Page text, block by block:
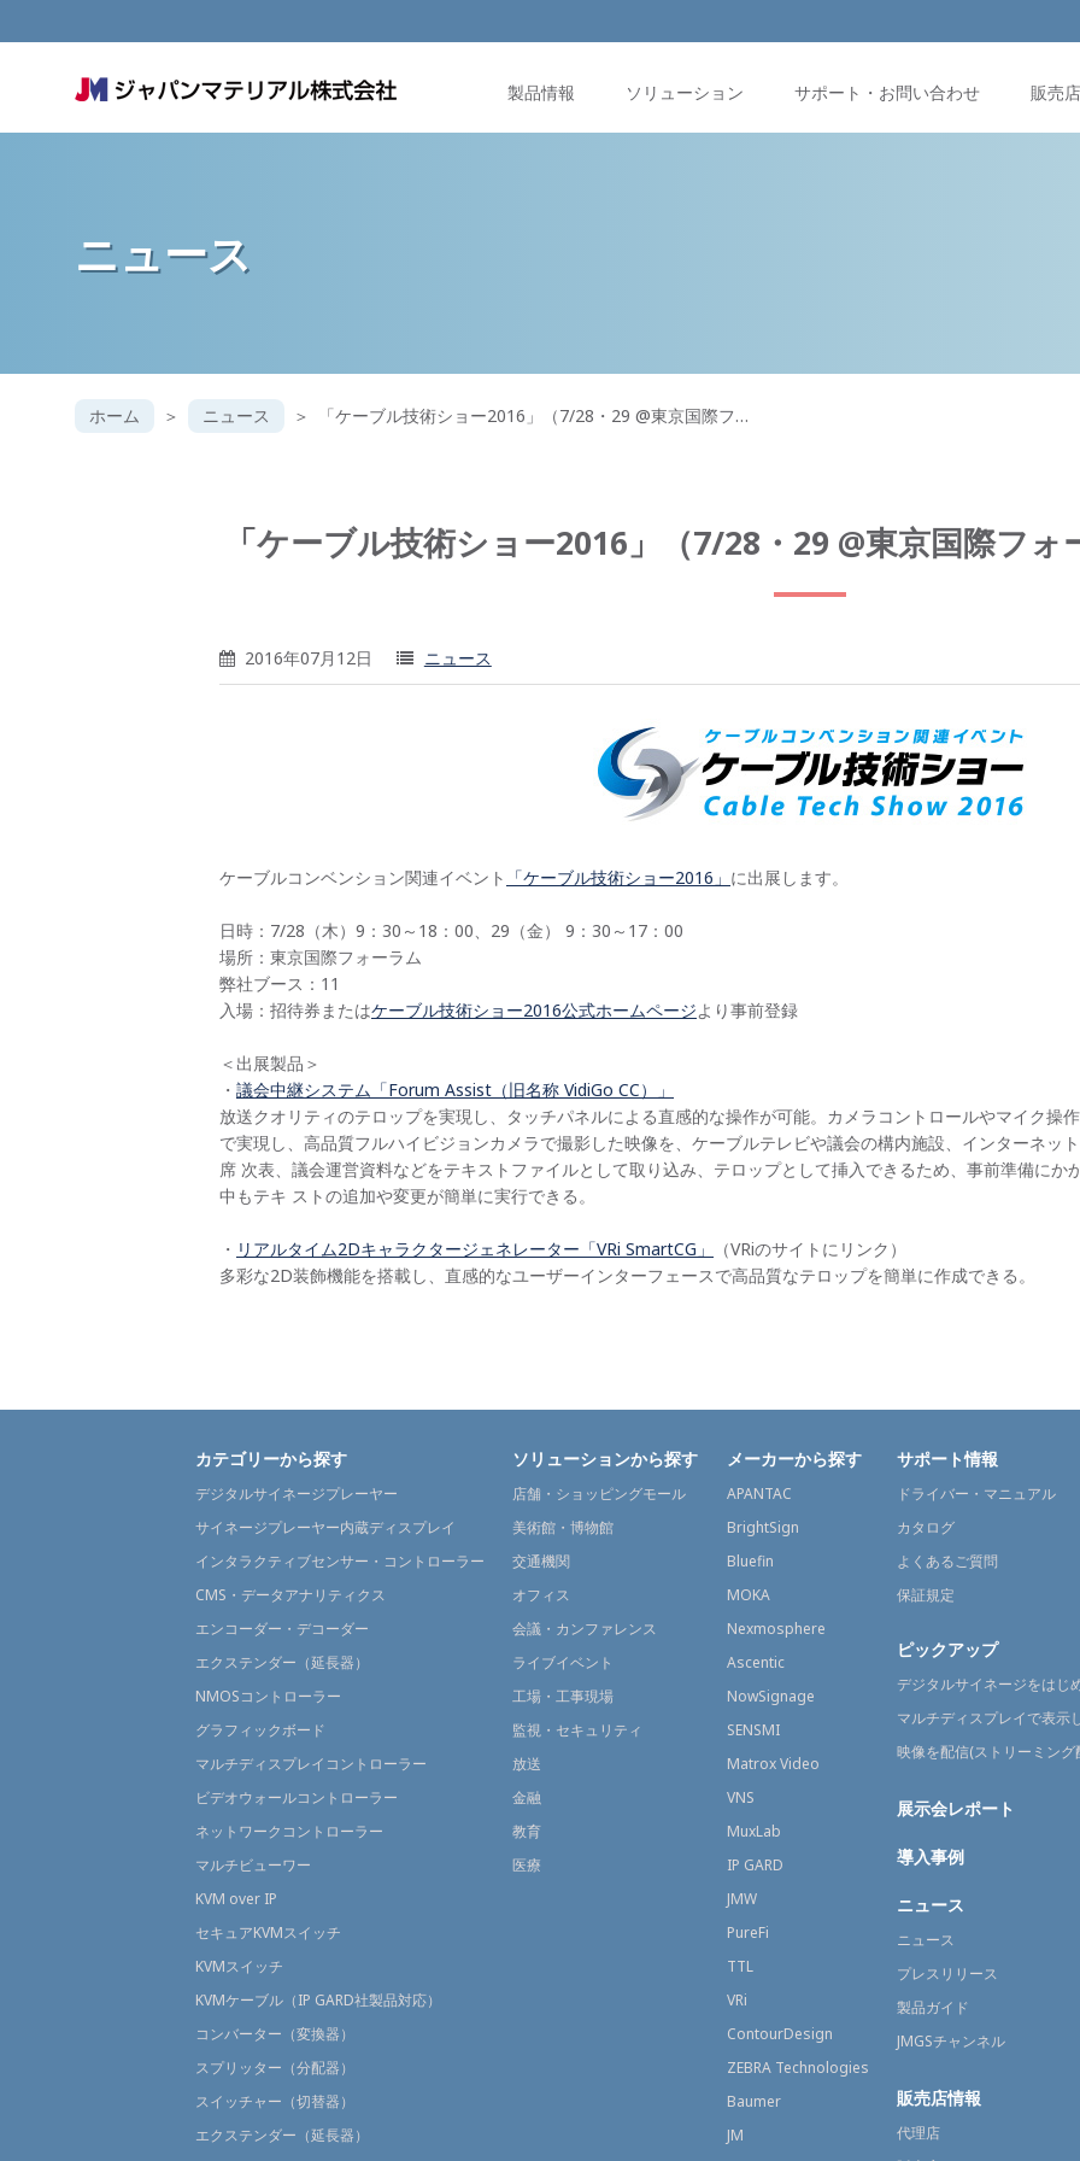
製品情報 ソリューション サポート・お問い合わせ 販売
ニュース
ホーム ニュース 「ケーブル技術ショー2016」（7/28・29 @東京国際フ…
「ケーブル技術ショー2016」（7/28・29 @東京国際フ
2016年07月12日 ニュース
ケーブルコンベンション関連イベント 「ケーブル技術ショー2016」 に出展します。
日時：7/28（木）9：30～18：00、29（金） 9：30～17：00
場所：東京国際フォーラム
弊社ブース：11
入場：招待券またはケーブル技術ショー2016公式ホームページより事前登録
＜出展製品＞
・ 議会中継システム「Forum Assist（旧名称 VidiGo CC）」
放送クオリティのテロップを実現し、タッチパネルによる直感的な操作が可能。カメラコントロールやマイク操
で実現し、高品質フルハイビジョンカメラで撮影した映像を、ケーブルテレビや議会の構内施設、インターネッ
席 次表、議会運営資料などをテキストファイルとして取り込み、テロップとして挿入できるため、事前準備にか
中もテキ ストの追加や変更が簡単に実行できる。
・ リアルタイム2Dキャラクタージェネレーター「VRi SmartCG」
（VRiのサイトにリンク）
多彩な2D装飾機能を搭載し、直感的なユーザーインターフェースで高品質なテロップを簡単に作成できる。
カテゴリーから探す
デジタルサイネージプレーヤー
サイネージプレーヤー内蔵ディスプレイ
インタラクティブセンサー・コントローラー
CMS・データアナリティクス
エンコーダー・デコーダー
エクステンダー（延長器）
NMOSコントローラー
グラフィックボード
マルチディスプレイコントローラー
ビデオウォールコントローラー
ネットワークコントローラー
マルチビューワー
KVM over IP
セキュアKVMスイッチ
KVMスイッチ
KVMケーブル（IP GARD社製品対応）
コンバーター（変換器）
スプリッター（分配器）
スイッチャー（切替器）
エクステンダー（延長器）
ソリューションから探す
店舗・ショッピングモール
美術館・博物館
交通機関
オフィス
会議・カンファレンス
ライブイベント
工場・工事現場
監視・セキュリティ
放送
金融
教育
医療
メーカーから探す
APANTAC
BrightSign
Bluefin
MOKA
Nexmosphere
Ascentic
NowSignage
SENSMI
Matrox Video
VNS
MuxLab
IP GARD
JMW
PureFi
TTL
VRi
ContourDesign
ZEBRA Technologies
Baumer
JM
サポート情報
ドライバー・マニュアル
カタログ
よくあるご質問
保証規定
ピックアップ
デジタルサイネージをはじ
マルチディスプレイで表示
映像を配信(ストリーミング
展示会レポート
導入事例
ニュース
ニュース
プレスリリース
製品ガイド
JMGSチャンネル
販売店情報
代理店